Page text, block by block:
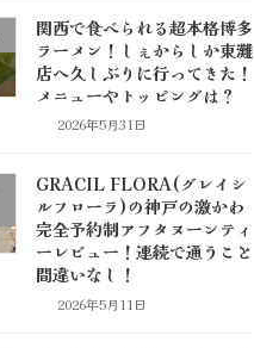
関西で食べられる超本格博多
ラーメン！しぇからしか東灘
店へ久しぶりに行ってきた！
メニューやトッピングは？
2026年5月31日
GRACIL FLORA(グレイシ
ルフローラ)の神戸の激かわ
完全予約制アフタヌーンティ
ーレビュー！連続で通うこと
間違いなし！
2026年5月11日